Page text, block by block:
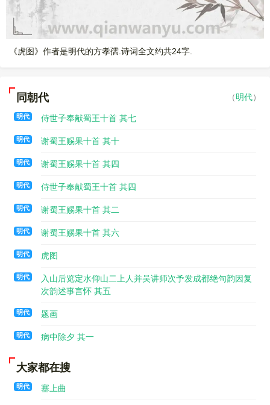
《虎图》作者是明代的方孝孺.诗词全文约共24字.
同朝代 （明代）
明代 侍世子奉献蜀王十首 其七
明代 谢蜀王赐果十首 其十
明代 谢蜀王赐果十首 其四
明代 侍世子奉献蜀王十首 其四
明代 谢蜀王赐果十首 其二
明代 谢蜀王赐果十首 其六
明代 虎图
明代
入山后览定水仰山二上人并吴讲师次予发成都绝句韵因复
次韵述事言怀 其五
明代 题画
明代 病中除夕 其一
大家都在搜
明代 塞上曲